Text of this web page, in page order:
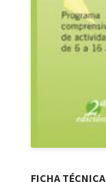
FICHA TÉCNICA